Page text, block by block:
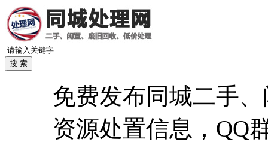
免费发布同城二手
资源处置信息，QQ